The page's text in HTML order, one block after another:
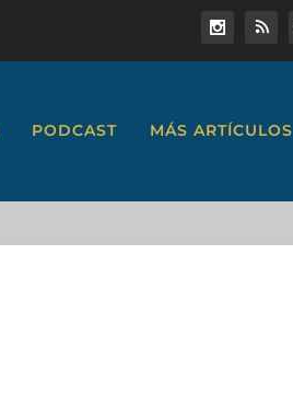
PODCAST MÁS ARTÍCULOS